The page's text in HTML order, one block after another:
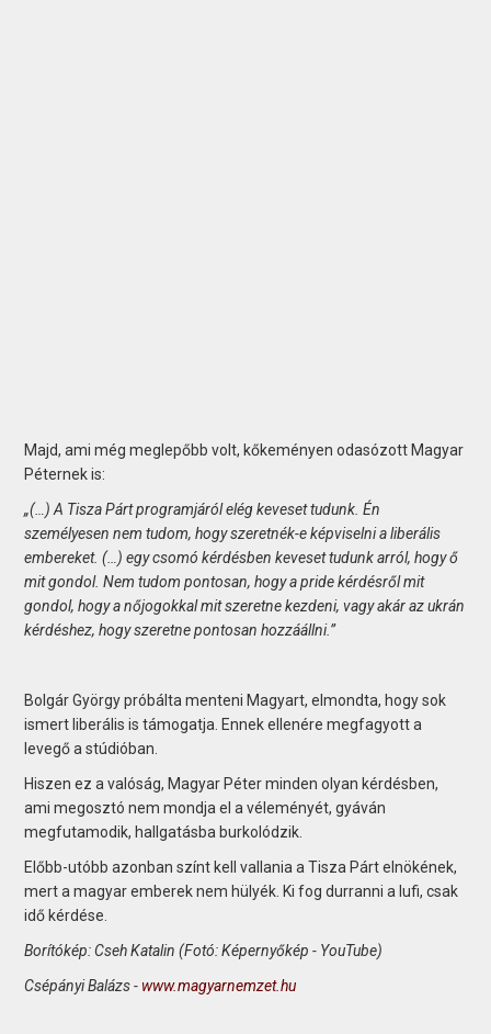
Majd, ami még meglepőbb volt, kőkeményen odasózott Magyar
Péternek is:
„(…) A Tisza Párt programjáról elég keveset tudunk. Én
személyesen nem tudom, hogy szeretnék-e képviselni a liberális
embereket. (…) egy csomó kérdésben keveset tudunk arról, hogy ő
mit gondol. Nem tudom pontosan, hogy a pride kérdésről mit
gondol, hogy a nőjogokkal mit szeretne kezdeni, vagy akár az ukrán
kérdéshez, hogy szeretne pontosan hozzáállni.”
Bolgár György próbálta menteni Magyart, elmondta, hogy sok
ismert liberális is támogatja. Ennek ellenére megfagyott a
levegő a stúdióban.
Hiszen ez a valóság, Magyar Péter minden olyan kérdésben,
ami megosztó nem mondja el a véleményét, gyáván
megfutamodik, hallgatásba burkolódzik.
Előbb-utóbb azonban színt kell vallania a Tisza Párt elnökének,
mert a magyar emberek nem hülyék. Ki fog durranni a lufi, csak
idő kérdése.
Borítókép: Cseh Katalin (Fotó: Képernyőkép - YouTube)
Csépányi Balázs - www.magyarnemzet.hu